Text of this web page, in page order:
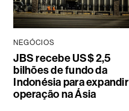
NEGÓCIOS
JBS recebe US$ 2,5
bilhões de fundo da
Indonésia para expandir
operação na Ásia